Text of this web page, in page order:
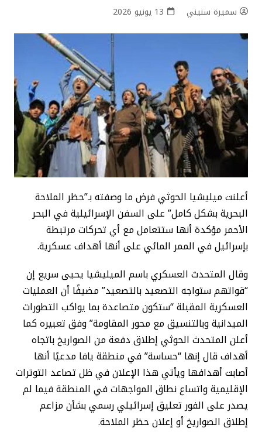
سميرة سنيني 13 يونيو 2026
أعلنت ميليشيا الحوثي فرض ما وصفته بـ”حظر الملاحة
البحرية بشكل كامل” على السفن الإسرائيلية في البحر
الأحمر مؤكدة أنها ستتعامل مع أي تحركات مرتبطة
بإسرائيل في الممر المائي على أنها أهداف عسكرية.
وقال المتحدث العسكري باسم الميليشيا يحيى سريع إن
“قواتهم ستواجه التصعيد بالتصعيد” مضيفًا أن العمليات
العسكرية المقبلة “ستكون متصاعدة بما يواكب التطورات
الميدانية وبالتنسيق مع محور المقاومة” وفق تعبيره كما
أعلن المتحدث الحوثي إطلاق دفعة من الصواريخ باتجاه
أهداف قال إنها “حساسة” في منطقة يافا مدعيًا أنها
أصابت أهدافها ويأتي هذا الإعلان في ظل تصاعد التوترات
الإقليمية واتساع نطاق المواجهات في المنطقة فيما لم
يصدر على الفور تعليق إسرائيلي رسمي بشأن مزاعم
إطلاق الصواريخ أو إعلان حظر الملاحة.